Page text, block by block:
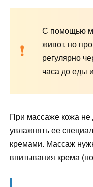
С помощью
живот, но
регулярно
часа до еды
При массаже кожа не
увлажнять ее
кремами. Массаж
впитывания крема